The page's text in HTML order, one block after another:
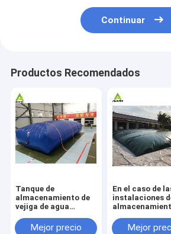
Continuar
Productos Recomendados
Tanque de
almacenamiento de
vejiga de agua
galones Tanque de
Mejor precio
En el caso de
instalaciones
utilizará un
Mejor